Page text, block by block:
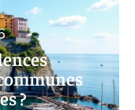
?